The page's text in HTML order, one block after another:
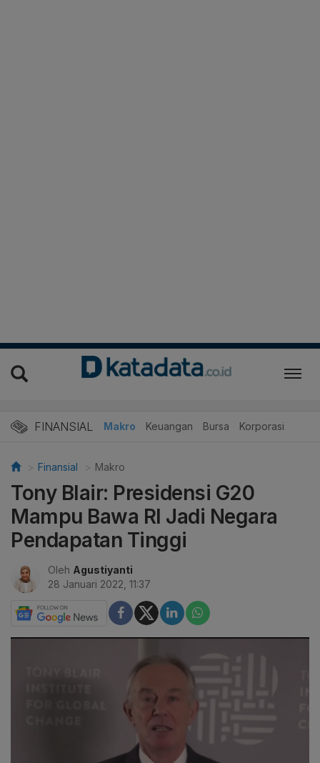
FINANSIAL Makro Keuangan Bursa Korporasi
Finansial Makro
Tony Blair: Presidensi G20
Mampu Bawa RI Jadi Negara
Pendapatan Tinggi
Oleh Agustiyanti
28 Januari 2022, 11:37